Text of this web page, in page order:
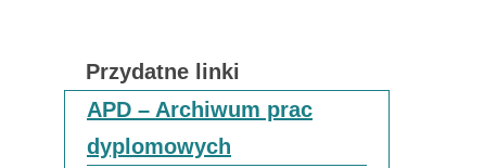
Przydatne linki
APD – Archiwum prac
dyplomowych